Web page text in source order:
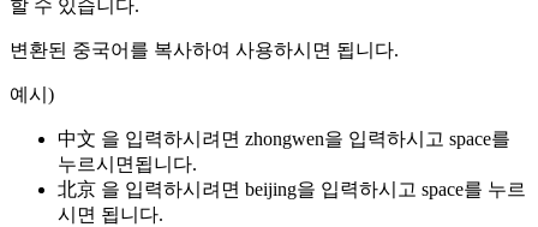
할 수 있습니다.
변환된 중국어를 복사하여 사용하시면 됩니다.
예시)
中文 을 입력하시려면 zhongwen을 입력하시고 space를
누르시면됩니다.
北京 을 입력하시려면 beijing을 입력하시고 space를 누르
시면 됩니다.